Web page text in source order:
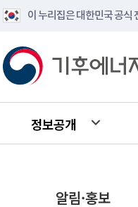
이 누리집은 대한민국 공식
정보공개
알림·홍보